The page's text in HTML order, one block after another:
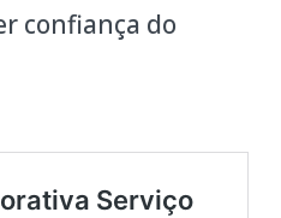
confiança do